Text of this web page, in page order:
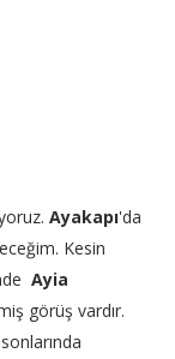
Ayakapı'da
Kesin
Ayia
görüş vardır.